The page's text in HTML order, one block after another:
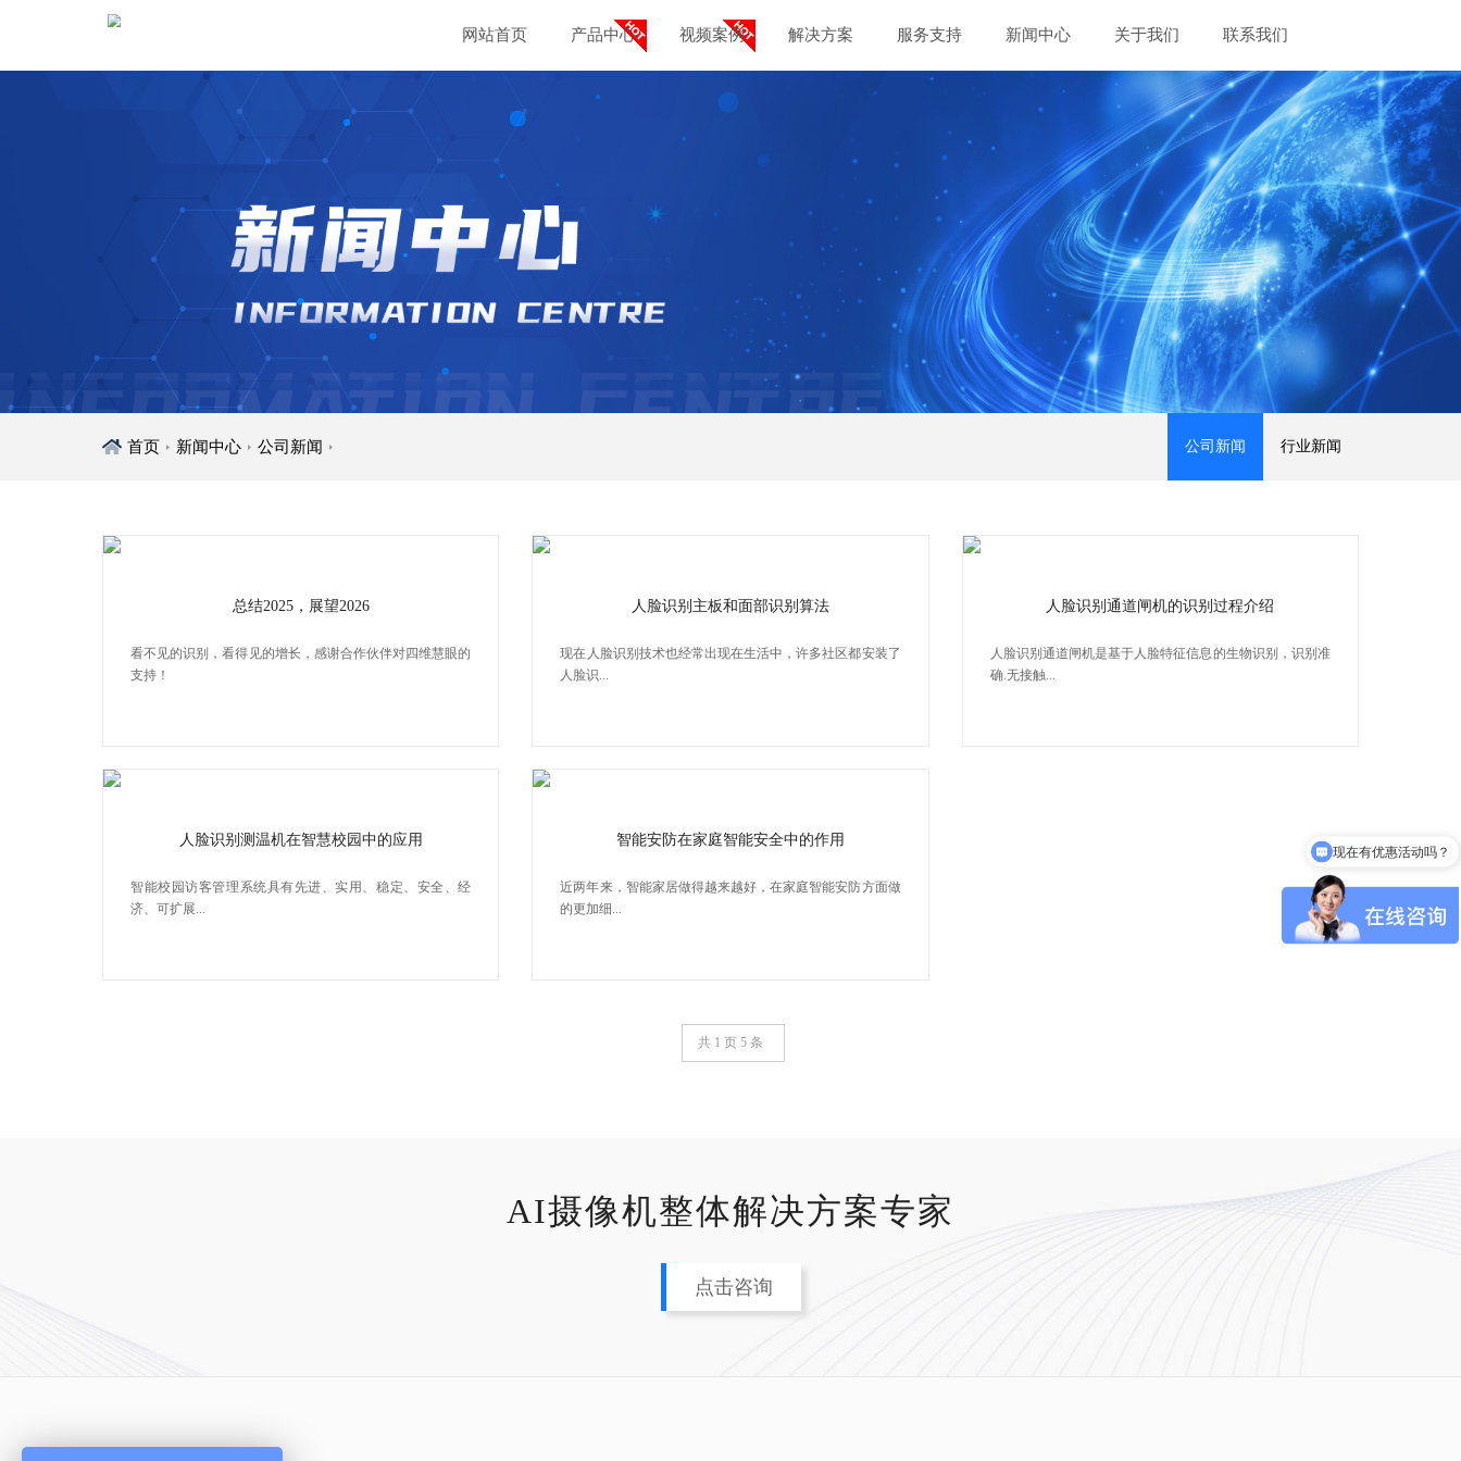
网站首页 产品中心 视频案例 解决方案 服务支持 新闻中心 关于我们 联系我们
首页 新闻中心 公司新闻 公司新闻 行业新闻
总结2025，展望2026
看不见的识别，看得见的增长，感谢合作伙伴对四维慧眼的
支持！
人脸识别主板和面部识别算法
​现在人脸识别技术也经常出现在生活中，许多社区都安装了
人脸识...
人脸识别通道闸机的识别过程介绍
人脸识别通道闸机是基于人脸特征信息的生物识别，识别准
确.无接触...
人脸识别测温机在智慧校园中的应用
智能校园访客管理系统具有先进、实用、稳定、安全、经
济、可扩展...
智能安防在家庭智能安全中的作用
近两年来，智能家居做得越来越好，在家庭智能安防方面做
的更加细...
共 1 页 5 条
AI摄像机整体解决方案专家
点击咨询
现在有优惠活动吗？